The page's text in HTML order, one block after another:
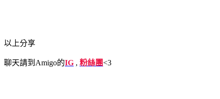
以上分享
聊天請到Amigo的IG , 粉絲團<3